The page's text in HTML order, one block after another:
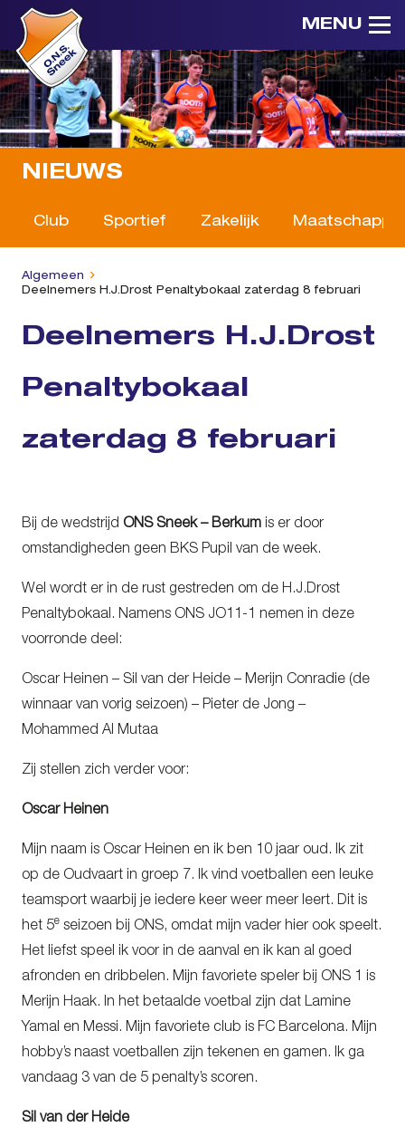
MENU
NIEUWS
Club Sportief Zakelijk
Algemeen
Deelnemers H.J.Drost Penaltybokaal zaterdag 8 februari
Deelnemers H.J.Drost
Penaltybokaal
zaterdag 8 februari
Bij de wedstrijd ONS Sneek – Berkum is er door
omstandigheden geen BKS Pupil van de week.
Wel wordt er in de rust gestreden om de H.J.Drost
Penaltybokaal. Namens ONS JO11-1 nemen in deze
voorronde deel:
Oscar Heinen – Sil van der Heide – Merijn Conradie (de
winnaar van vorig seizoen) – Pieter de Jong –
Mohammed Al Mutaa
Zij stellen zich verder voor:
Oscar Heinen
Mijn naam is Oscar Heinen en ik ben 10 jaar oud. Ik zit
op de Oudvaart in groep 7. Ik vind voetballen een leuke
teamsport waarbij je iedere keer weer meer leert. Dit is
het 5e seizoen bij ONS, omdat mijn vader hier ook speelt.
Het liefst speel ik voor in de aanval en ik kan al goed
afronden en dribbelen. Mijn favoriete speler bij ONS 1 is
Merijn Haak. In het betaalde voetbal zijn dat Lamine
Yamal en Messi. Mijn favoriete club is FC Barcelona. Mijn
hobby’s naast voetballen zijn tekenen en gamen. Ik ga
vandaag 3 van de 5 penalty’s scoren.
Sil van der Heide